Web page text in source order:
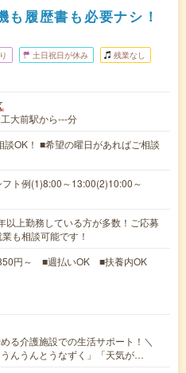
履歴書も必要ナシ！
土日祝日が休み 残業なし
大前駅から---分
OK！ ■希望の曜日があればご相談
ト例(1)8:00～13:00(2)10:00～
以上勤務している方が多数！ご応募
も相談可能です！
円～ ■週払いOK ■扶養内OK
る介護施設での生活サポート！＼
うんうんとうなずく」「天気が…